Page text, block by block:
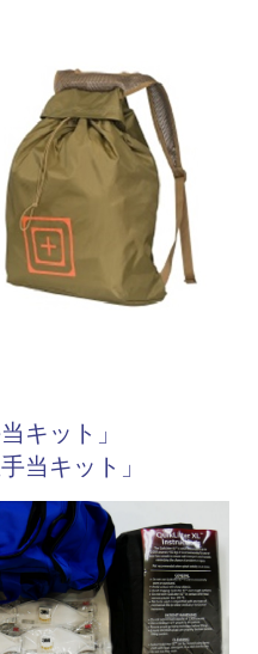
キット」
当キット」